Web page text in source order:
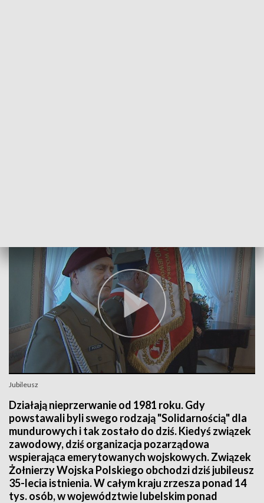
Jubileusz
Działają nieprzerwanie od 1981 roku. Gdy
powstawali byli swego rodzają "Solidarnością" dla
mundurowych i tak zostało do dziś. Kiedyś związek
zawodowy, dziś organizacja pozarządowa
wspierająca emerytowanych wojskowych. Związek
Żołnierzy Wojska Polskiego obchodzi dziś jubileusz
35-lecia istnienia. W całym kraju zrzesza ponad 14
tys. osób, w województwie lubelskim ponad